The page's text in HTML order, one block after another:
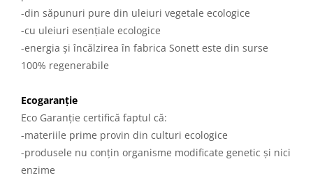
-din săpunuri pure din uleiuri vegetale ecologice
-cu uleiuri esențiale ecologice
-energia și încălzirea în fabrica Sonett este din surse
100% regenerabile
Ecogaranție
Eco Garanție certifică faptul că:
-materiile prime provin din culturi ecologice
-produsele nu conțin organisme modificate genetic și nici
enzime